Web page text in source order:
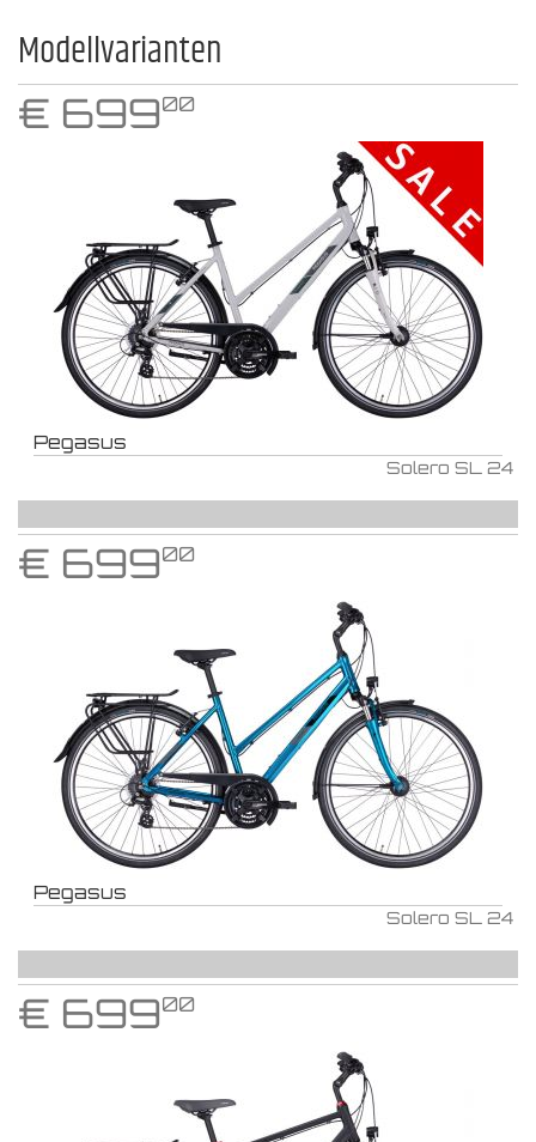
Modellvarianten
€ 69900
Pegasus
Solero SL 24
€ 69900
Pegasus
Solero SL 24
€ 69900